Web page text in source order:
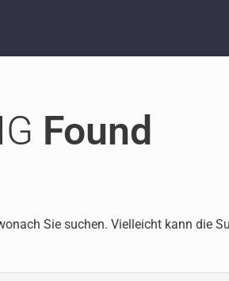
Found
Sie suchen. Vielleicht kann die